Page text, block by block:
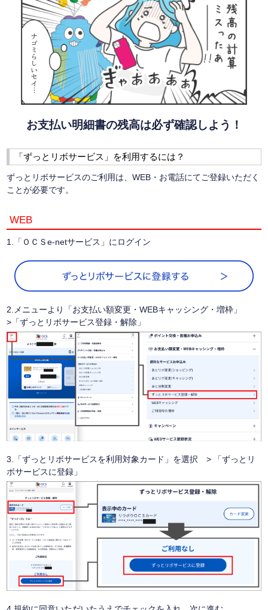
お支払い明細書の残高は必ず確認しよう！
「ずっとリボサービス」を利用するには？
ずっとリボサービスのご利用は、WEB・お電話にてご登録いただく
ことが必要です。
WEB
1.「ＯＣＳe-netサービス」にログイン
2.メニューより「お支払い額変更・WEBキャッシング・増枠」
>「ずっとリボサービス登録・解除」
3.「ずっとリボサービスを利用対象カード」を選択 > 「ずっとリ
ボサービスに登録」